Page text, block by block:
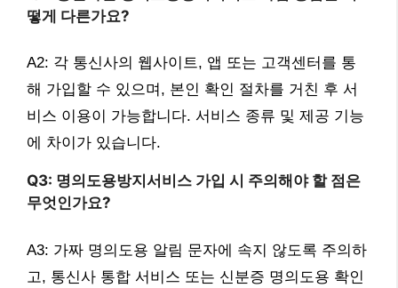
떻게 다른가요?
A2: 각 통신사의 웹사이트, 앱 또는 고객센터를 통
해 가입할 수 있으며, 본인 확인 절차를 거친 후 서
비스 이용이 가능합니다. 서비스 종류 및 제공 기능
에 차이가 있습니다.
Q3: 명의도용방지서비스 가입 시 주의해야 할 점은
무엇인가요?
A3: 가짜 명의도용 알림 문자에 속지 않도록 주의하
고, 통신사 통합 서비스 또는 신분증 명의도용 확인